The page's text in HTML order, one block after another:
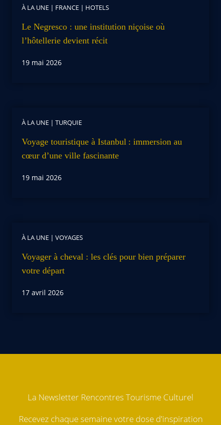
À LA UNE | FRANCE | HOTELS
Le Negresco : une institution niçoise où
l’hôtellerie devient récit
19 mai 2026
À LA UNE | TURQUIE
Voyage touristique à Istanbul : immersion au
cœur d’une ville fascinante
19 mai 2026
À LA UNE | VOYAGES
Voyager à cheval : les clés pour bien préparer
votre départ
17 avril 2026
La Newsletter Rencontres Tourisme Culturel
Recevez chaque semaine votre dose d'inspiration